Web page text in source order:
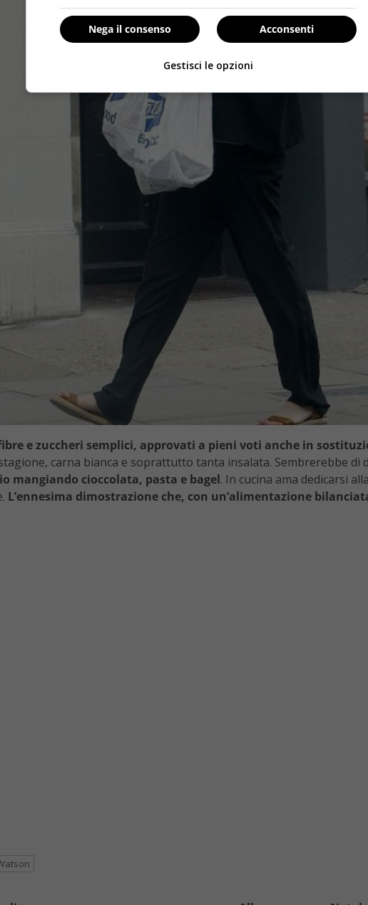
e zuccheri semplici, approvati a pieni voti anche in
carna bianca e soprattutto tanta insalata. Sembrerebbe
mangiando cioccolata, pasta e bagel. In cucina ama dedicarsi
L’ennesima dimostrazione che, con un’alimentazione
Acconsenti
Nega il consenso
Gestisci le opzioni